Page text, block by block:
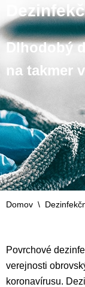
Dlhodobý
na takmer
Domov \
Povrchové
verejnosti
koronavírusu.